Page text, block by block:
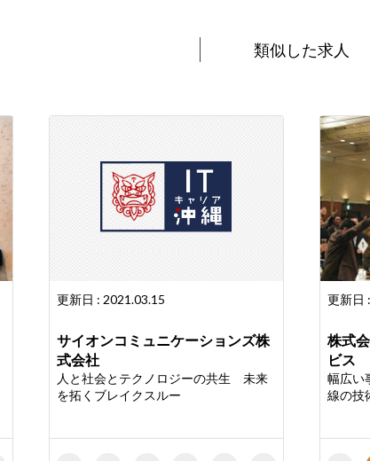
類似した求人
更新日 : 2021.03.15
サイオンコミュニケーションズ株
式会社
人と社会とテクノロジーの共生 未来
を拓くブレイクスルー
更新日
株式
ビス
幅広い
線の技